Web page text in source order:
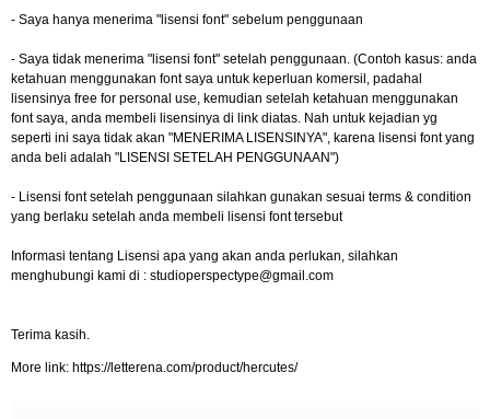
- Saya hanya menerima "lisensi font" sebelum penggunaan
- Saya tidak menerima "lisensi font" setelah penggunaan. (Contoh kasus: anda
ketahuan menggunakan font saya untuk keperluan komersil, padahal
lisensinya free for personal use, kemudian setelah ketahuan menggunakan
font saya, anda membeli lisensinya di link diatas. Nah untuk kejadian yg
seperti ini saya tidak akan "MENERIMA LISENSINYA", karena lisensi font yang
anda beli adalah "LISENSI SETELAH PENGGUNAAN")
- Lisensi font setelah penggunaan silahkan gunakan sesuai terms & condition
yang berlaku setelah anda membeli lisensi font tersebut
Informasi tentang Lisensi apa yang akan anda perlukan, silahkan
menghubungi kami di : studioperspectype@gmail.com
Terima kasih.
More link: https://letterena.com/product/hercutes/